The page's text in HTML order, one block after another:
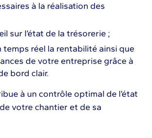
à la réalisation des
sur l’état de la trésorerie ;
temps réel la rentabilité ainsi que
de votre entreprise grâce à
bord clair.
à un contrôle optimal de l’état
votre chantier et de sa